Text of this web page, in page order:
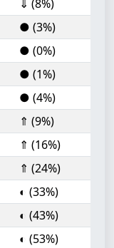
⇓ (8%)
● (3%)
● (0%)
● (1%)
● (4%)
⇑ (9%)
⇑ (16%)
⇑ (24%)
◐ (33%)
◐ (43%)
◐ (53%)